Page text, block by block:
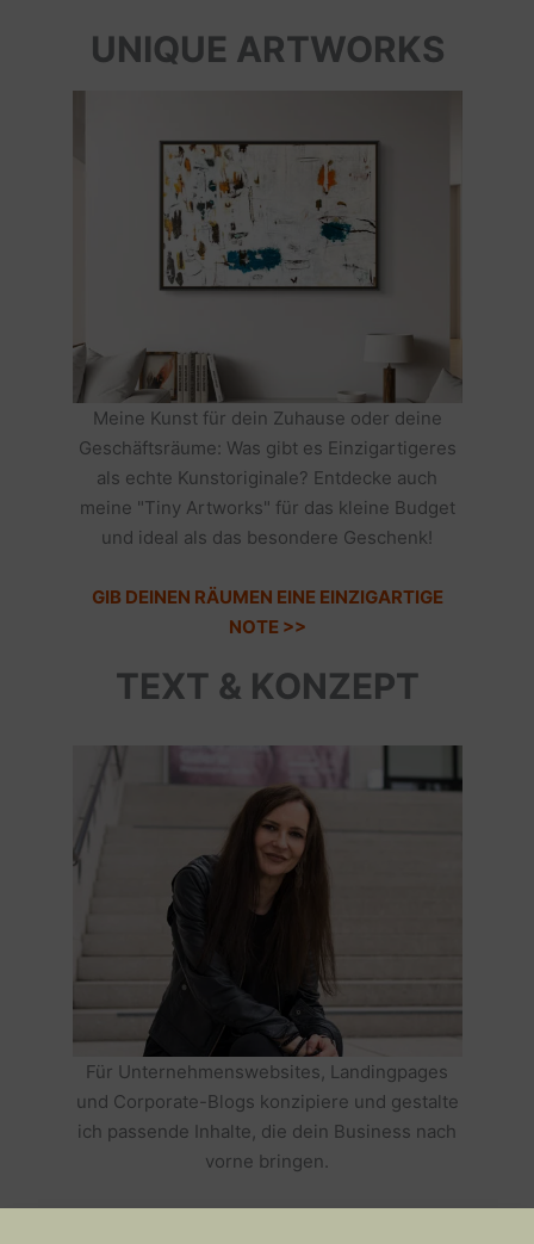
UNIQUE ARTWORKS
Meine Kunst für dein Zuhause oder deine
Geschäftsräume: Was gibt es Einzigartigeres
als echte Kunstoriginale? Entdecke auch
meine "Tiny Artworks" für das kleine Budget
und ideal als das besondere Geschenk!
GIB DEINEN RÄUMEN EINE EINZIGARTIGE
NOTE >>
TEXT & KONZEPT
Für Unternehmenswebsites, Landingpages
und Corporate-Blogs konzipiere und gestalte
ich passende Inhalte, die dein Business nach
vorne bringen.